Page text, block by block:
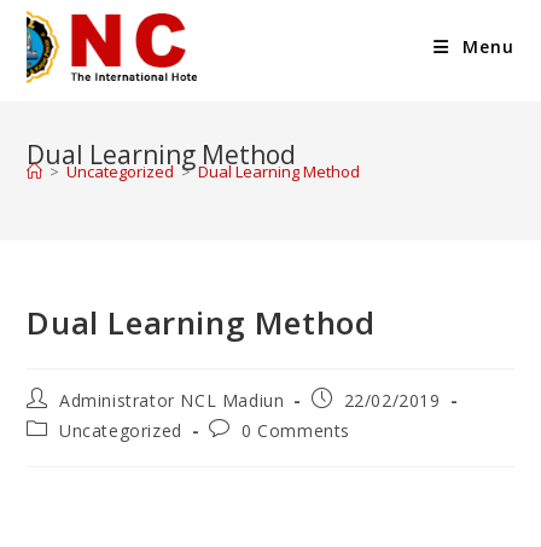
Menu
Dual Learning Method
> Uncategorized > Dual Learning Method
Dual Learning Method
Administrator NCL Madiun
22/02/2019
Uncategorized
0 Comments